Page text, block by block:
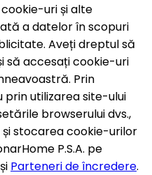
uri și alte
a datelor în scopuri
Aveți dreptul să
să accesați cookie-uri
Prin
prin utilizarea site-ului
browserului dvs.,
stocarea cookie-urilor
P.S.A. pe
Parteneri de încredere.